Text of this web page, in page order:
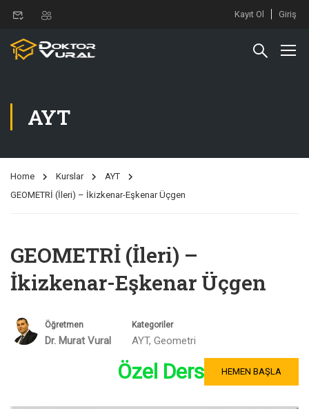
Kayıt Ol Giriş
AYT
Home Kurslar
AYT
GEOMETRİ (İleri) – İkizkenar-Eşkenar Üçgen
GEOMETRİ (İleri) –
İkizkenar-Eşkenar Üçgen
Öğretmen
Dr. Murat Vural
Kategoriler
AYT, Geometri
Özel Ders HEMEN BAŞLA